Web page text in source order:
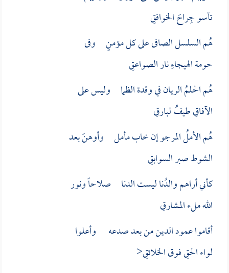
تأسو جِراحَ الخوافقِ
هُم السلسل الصافى على كل مؤمنٍ وفى
حومة الهيجاءِ نار الصواعقِ
هُم الحلمُ الريان في وقدة الظما وليس على
الآفاقِ طيفُُ لبارقِ
هُم الأملُ المرجو إن خاب مأمل وأوهنَ بعد
الشوط صبر السوابقِ
كأني أراهم والدُنا ليست الدنا صلاحاً ونور
الله ملء المشارقِ
أقاموا عمود الدين من بعد صدعه وأعلوا
لواء الحقِ فوق الخلائقِ<